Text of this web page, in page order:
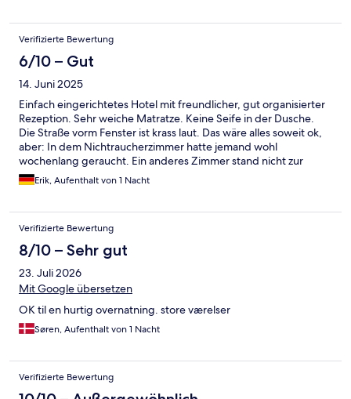
Verifizierte Bewertung
6/10 – Gut
14. Juni 2025
Einfach eingerichtetes Hotel mit freundlicher, gut organisierter
Rezeption. Sehr weiche Matratze. Keine Seife in der Dusche.
Die Straße vorm Fenster ist krass laut. Das wäre alles soweit ok,
aber: In dem Nichtraucherzimmer hatte jemand wohl
wochenlang geraucht. Ein anderes Zimmer stand nicht zur
Verfügung. Der Gestank hat mir den Aufenthalt komplett
verdorben.
Erik, Aufenthalt von 1 Nacht
Verifizierte Bewertung
8/10 – Sehr gut
23. Juli 2026
Mit Google übersetzen
OK til en hurtig overnatning. store værelser
Søren, Aufenthalt von 1 Nacht
Verifizierte Bewertung